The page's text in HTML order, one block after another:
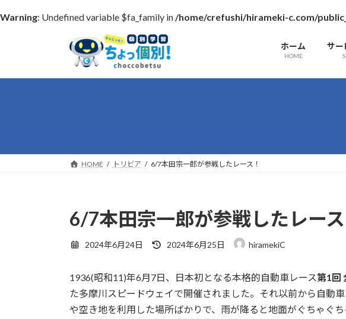
Warning: Undefined variable $fa_family in/home/crefushi/hirameki-c.com/
プ
動
ホーム
HOME
サー
HOME トリビア 6/7本田宗一郎が参戦したレース！
6/7本田宗一郎が参戦したレース
2024年6月24日
最
新
日
:
2024年6月25日 hiramekiC
1936(昭和11)年6月7日、日本初となる本格的自動車レース第1回
た多摩川スピードウェイで開催されました。それ以前から自動
や空き地を利用した場所ばかりで、雨が降ると地面がぐちゃぐ